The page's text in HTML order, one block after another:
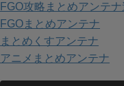
FGO攻略まとめアンテナ
FGOまとめアンテナ
まとめくすアンテナ
アニメまとめアンテナ